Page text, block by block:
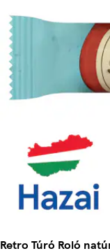
Retro Túró Roló